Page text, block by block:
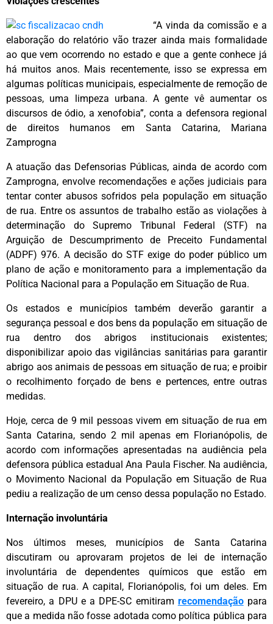
“A vinda da comissão e a
elaboração do relatório vão trazer ainda mais formalidade
ao que vem ocorrendo no estado e que a gente conhece já
há muitos anos. Mais recentemente, isso se expressa em
algumas políticas municipais, especialmente de remoção de
pessoas, uma limpeza urbana. A gente vê aumentar os
discursos de ódio, a xenofobia”, conta a defensora regional
de direitos humanos em Santa Catarina, Mariana
Zamprogna
A atuação das Defensorias Públicas, ainda de acordo com
Zamprogna, envolve recomendações e ações judiciais para
tentar conter abusos sofridos pela população em situação
de rua. Entre os assuntos de trabalho estão as violações à
determinação do Supremo Tribunal Federal (STF) na
Arguição de Descumprimento de Preceito Fundamental
(ADPF) 976. A decisão do STF exige do poder público um
plano de ação e monitoramento para a implementação da
Política Nacional para a População em Situação de Rua.
Os estados e municípios também deverão garantir a
segurança pessoal e dos bens da população em situação de
rua dentro dos abrigos institucionais existentes;
disponibilizar apoio das vigilâncias sanitárias para garantir
abrigo aos animais de pessoas em situação de rua; e proibir
o recolhimento forçado de bens e pertences, entre outras
medidas.
Hoje, cerca de 9 mil pessoas vivem em situação de rua em
Santa Catarina, sendo 2 mil apenas em Florianópolis, de
acordo com informações apresentadas na audiência pela
defensora pública estadual Ana Paula Fischer. Na audiência,
o Movimento Nacional da População em Situação de Rua
pediu a realização de um censo dessa população no Estado.
Internação involuntária
Nos últimos meses, municípios de Santa Catarina
discutiram ou aprovaram projetos de lei de internação
involuntária de dependentes químicos que estão em
situação de rua. A capital, Florianópolis, foi um deles. Em
fevereiro, a DPU e a DPE-SC emitiram recomendaçãopara
que a medida não fosse adotada como política pública para